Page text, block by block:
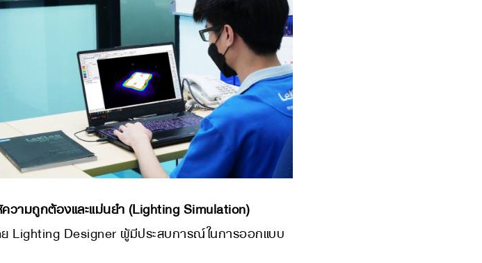
วามถูกต้องและแม่นยำ (Lighting Simulation)
Designer ผู้มีประสบการณ์ในการออกแบบ